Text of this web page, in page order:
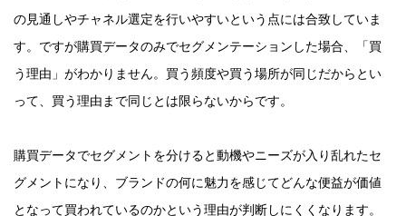
の見通しやチャネル選定を行いやすいという点には合致していま
す。ですが購買データのみでセグメンテーションした場合、「買
う理由」がわかりません。買う頻度や買う場所が同じだからとい
って、買う理由まで同じとは限らないからです。
購買データでセグメントを分けると動機やニーズが入り乱れたセ
グメントになり、ブランドの何に魅力を感じてどんな便益が価値
となって買われているのかという理由が判断しにくくなります。